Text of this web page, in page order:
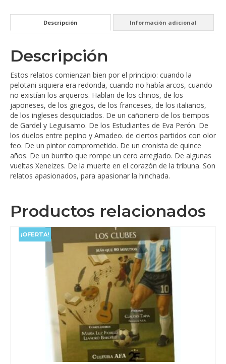
limpio
a
veces
mancha
cantidad
Descripción Información adicional
Descripción
Estos relatos comienzan bien por el principio: cuando la
pelotani siquiera era redonda, cuando no había arcos, cuando
no existían los arqueros. Hablan de los chinos, de los
japoneses, de los griegos, de los franceses, de los italianos,
de los ingleses desquiciados. De un cañonero de los tiempos
de Gardel y Leguisamo. De los Estudiantes de Eva Perón. De
los duelos entre pepino y Amadeo. de ciertos partidos con olor
feo. De un pintor comprometido. De un cronista de quince
años. De un burrito que rompe un cero arreglado. De algunas
vueltas Xeneizes. De la muerte en el corazón de la tribuna. Son
relatos apasionados, para apasionar la hinchada.
Productos relacionados
¡OFERTA!